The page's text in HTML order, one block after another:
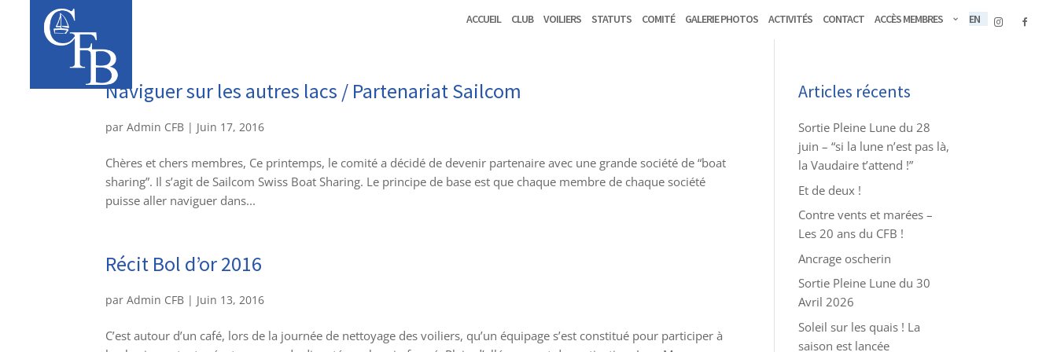
Accueil Club Voiliers Statuts Comité Galerie Photos Activités Contact Accès membres EN
Naviguer sur les autres lacs / Partenariat Sailcom
parAdmin CFB | Juin 17, 2016
Chères et chers membres, Ce printemps, le comité a décidé de devenir partenaire avec une grande société de “boat
sharing”. Il s’agit de Sailcom Swiss Boat Sharing. Le principe de base est que chaque membre de chaque société
puisse aller naviguer dans...
Récit Bol d’or 2016
parAdmin CFB | Juin 13, 2016
C’est autour d’un café, lors de la journée de nettoyage des voiliers, qu’un équipage s’est constitué pour participer à
Articles récents
Sortie Pleine Lune du 28
juin – “si la lune n’est pas là,
la Vaudaire t’attend !”
Et de deux !
Contre vents et marées –
Les 20 ans du CFB !
Ancrage oscherin
Sortie Pleine Lune du 30
Avril 2026
Soleil sur les quais ! La
saison est lancée